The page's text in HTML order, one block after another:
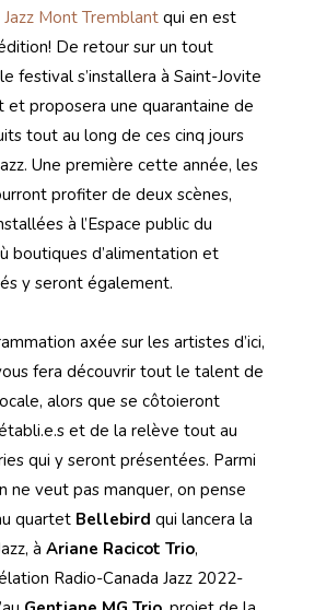
Jazz Mont Tremblant qui en est
De retour sur un tout
festival s’installera à Saint-Jovite
et proposera une quarantaine de
tout au long de ces cinq jours
Une première cette année, les
profiter de deux scènes,
à l’Espace public du
boutiques d’alimentation et
y seront également.
axée sur les artistes d’ici,
fera découvrir tout le talent de
alors que se côtoieront
et de la relève tout au
qui y seront présentées. Parmi
ne veut pas manquer, on pense
quartet Bellebird qui lancera la
à Ariane Racicot Trio,
Radio-Canada Jazz 2022-